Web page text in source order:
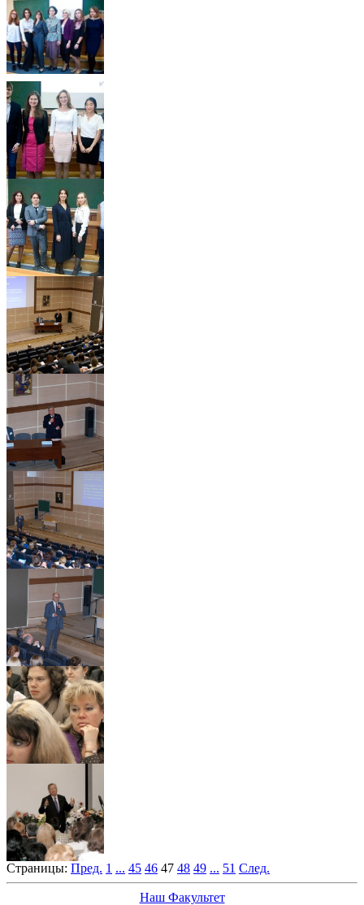
Страницы: Пред. 1 ... 45 46 47 48 49 ... 51 След.
Наш Факультет